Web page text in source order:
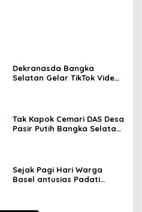
Dekranasda Bangka
Selatan Gelar TikTok Video
Tak Kapok Cemari DAS Desa
Pasir Putih Bangka Selatan,
Sejak Pagi Hari Warga
Basel antusias Padati